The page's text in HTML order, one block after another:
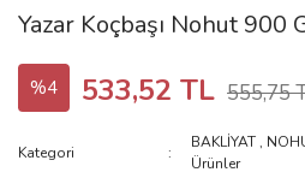
Yazar Koçbaşı Nohut 900
%4 533,52 TL 555,75
Kategori
BAKLİYAT ,
Ürünler